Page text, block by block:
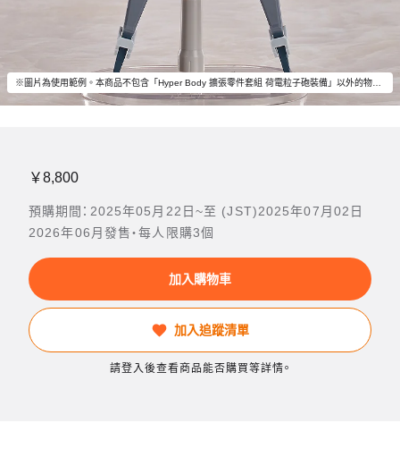
￥8,800
預購期間：2025年05月22日~至 (JST)2025年07月02日
2026年06月發售・每人限購3個
加入購物車
加入追蹤清單
請登入後查看商品能否購買等詳情。